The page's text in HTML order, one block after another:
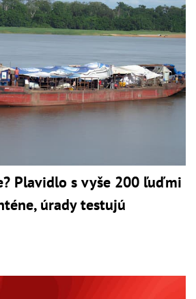
Plavidlo s vyše 200 ľuďmi
úrady testujú